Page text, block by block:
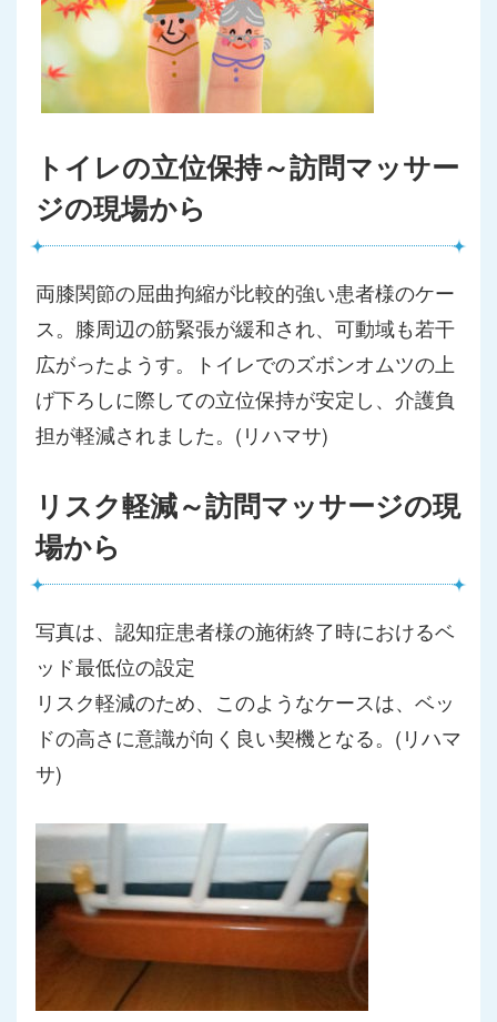
トイレの立位保持～訪問マッサー
ジの現場から
両膝関節の屈曲拘縮が比較的強い患者様のケー
ス。膝周辺の筋緊張が緩和され、可動域も若干
広がったようす。トイレでのズボンオムツの上
げ下ろしに際しての立位保持が安定し、 介護負
担が軽減されました。(リハマサ)
リスク軽減～訪問マッサージの現
場から
写真は、認知症患者様の施術終了時におけるベ
ッド最低位の設定
リスク軽減のため、このようなケースは、ベッ
ドの高さに意識が向 く良い契機となる。(リハマ
サ)